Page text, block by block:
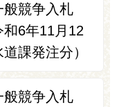
般競争入札
和6年11月12
課発注分）
般競争入札